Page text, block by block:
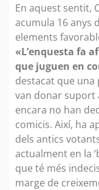
En aquest sentit,
acumula 16 anys
elements
«L’enquesta fa
que juguen en
destacat que
van donar suport
encara no han
comicis. Així, ha
dels antics
actualment en la
que té més
marge de